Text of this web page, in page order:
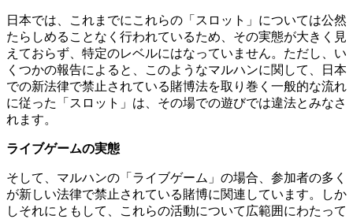
日本では、これまでにこれらの「スロット」については公然
たらしめることなく行われているため、その実態が大きく見
えておらず、特定のレベルにはなっていません。ただし、い
くつかの報告によると、このようなマルハンに関して、日本
での新法律で禁止されている賭博法を取り巻く一般的な流れ
に従った「スロット」は、その場での遊びでは違法とみなさ
れます。
ライブゲームの実態
そして、マルハンの「ライブゲーム」の場合、参加者の多く
が新しい法律で禁止されている賭博に関連しています。しか
しそれにともして、これらの活動について広範囲にわたって